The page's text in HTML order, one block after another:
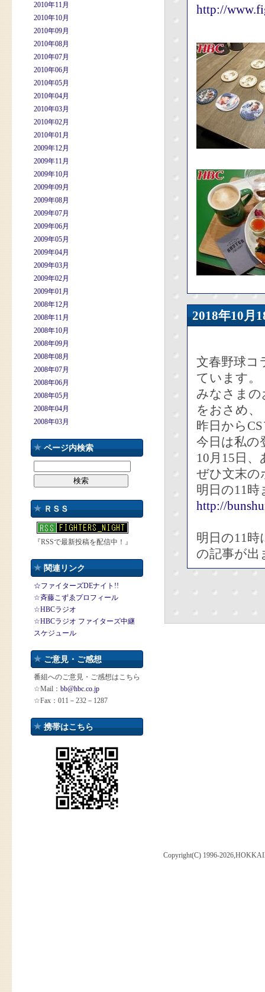
2010年11月
2010年10月
2010年09月
2010年08月
2010年07月
2010年06月
2010年05月
2010年04月
2010年03月
2010年02月
2010年01月
2009年12月
2009年11月
2009年10月
2009年09月
2009年08月
2009年07月
2009年06月
2009年05月
2009年04月
2009年03月
2009年02月
2009年01月
2008年12月
2008年11月
2008年10月
2008年09月
2008年08月
2008年07月
2008年06月
2008年05月
2008年04月
2008年03月
ページ内検索
ＲＳＳ
『RSSで最新投稿を配信中！』
関連リンク
☆ファイターズDEナイト!!
☆斉藤こずゑプロフィール
☆HBCラジオ
☆HBCラジオ ファイターズ中継
スケジュール
ご意見・ご感想
番組へのご意見・ご感想はこちら
☆Mail： bb@hbc.co.jp
☆Fax：011－232－1287
携帯はこちら
http://
2018年10
文春野球コ
ています。
みなさま
をおさめ、
昨日から
今日は私
10月15日
ぜひ文末の
明日の11
http://
明日の11
の記事が出
Copyright(C) 1996-